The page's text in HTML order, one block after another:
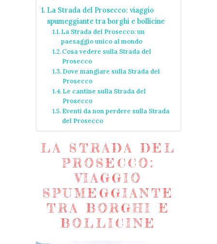
La Strada del Prosecco: viaggio
spumeggiante tra borghi e bollicine
La Strada del Prosecco: un
paesaggio unico al mondo
Cosa vedere sulla Strada del
Prosecco
Dove mangiare sulla Strada del
Prosecco
Le cantine sulla Strada del
Prosecco
Eventi da non perdere sulla Strada
del Prosecco
LA STRADA DEL
PROSECCO:
VIAGGIO
SPUMEGGIANTE
TRA BORGHI E
BOLLICINE